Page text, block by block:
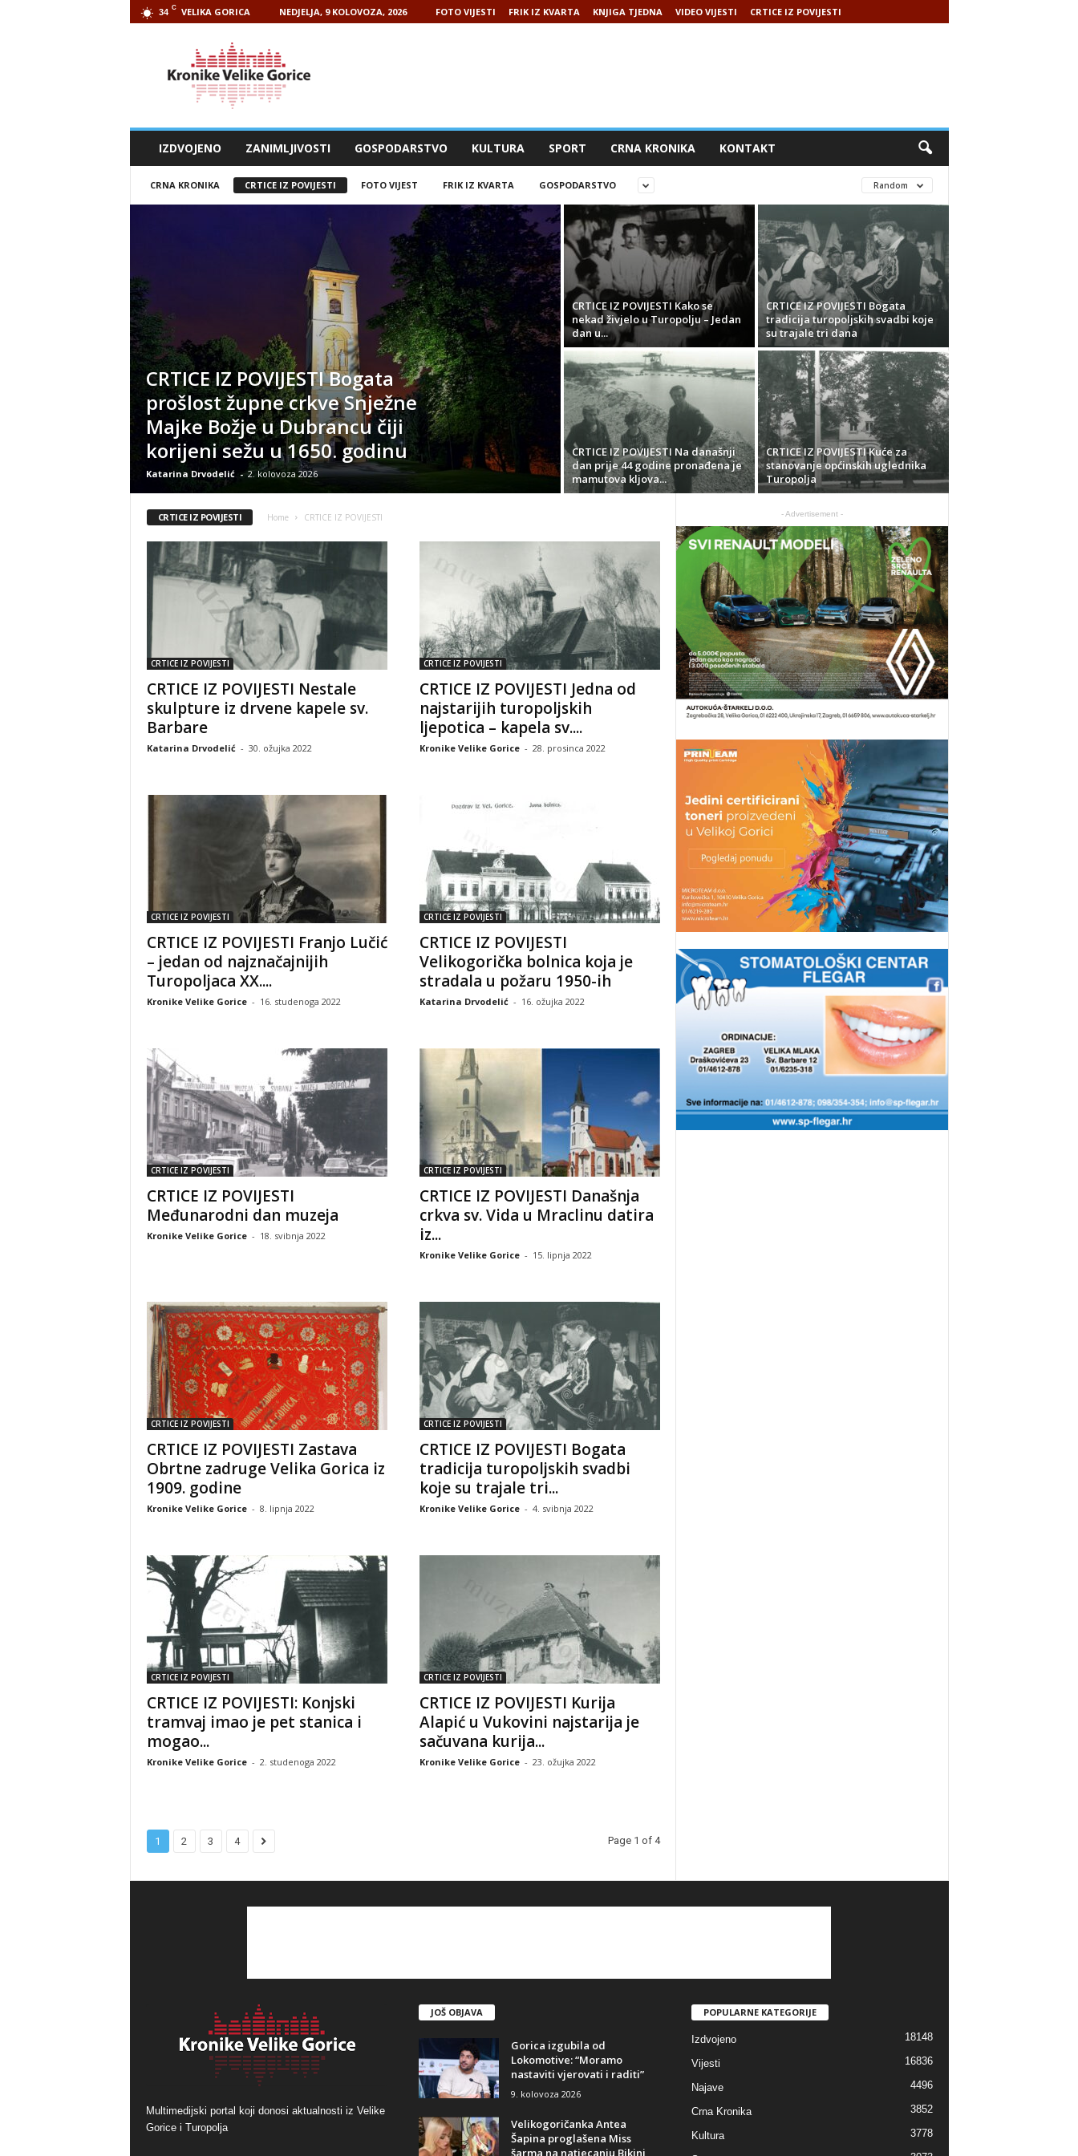
34 C VELIKA GORICA NEDJELJA, 9 KOLOVOZA, 2026 FOTO VIJESTI FRIK IZ KVARTA KNJIGA TJEDNA VIDEO VIJESTI CRTICE IZ POVIJESTI
IZDVOJENO ZANIMLJIVOSTI GOSPODARSTVO KULTURA SPORT CRNA KRONIKA KONTAKT
CRNA KRONIKA CRTICE IZ POVIJESTI FOTO VIJEST FRIK IZ KVARTA GOSPODARSTVO Random
CRTICE IZ POVIJESTI Bogata
prošlost župne crkve Snježne
Majke Božje u Dubrancu čiji
korijeni sežu u 1650. godinu
Katarina Drvodelić - 2. kolovoza 2026
CRTICE IZ POVIJESTI Kako se
nekad živjelo u Turopolju – Jedan
dan u...
CRTICE IZ POVIJESTI Bogata
tradicija turopoljskih svadbi koje
su trajale tri dana
CRTICE IZ POVIJESTI Na današnji
dan prije 44 godine pronađena je
mamutova kljova...
CRTICE IZ POVIJESTI Kuće za
stanovanje općinskih uglednika
Turopolja
CRTICE IZ POVIJESTI Home CRTICE IZ POVIJESTI
CRTICE IZ POVIJESTI
CRTICE IZ POVIJESTI Nestale
skulpture iz drvene kapele sv.
Barbare
Katarina Drvodelić - 30. ožujka 2022
CRTICE IZ POVIJESTI
CRTICE IZ POVIJESTI Jedna od
najstarijih turopoljskih
ljepotica – kapela sv....
Kronike Velike Gorice - 28. prosinca 2022
CRTICE IZ POVIJESTI
CRTICE IZ POVIJESTI Franjo Lučić
– jedan od najznačajnijih
Turopoljaca XX....
Kronike Velike Gorice - 16. studenoga 2022
CRTICE IZ POVIJESTI
CRTICE IZ POVIJESTI
Velikogorička bolnica koja je
stradala u požaru 1950-ih
Katarina Drvodelić - 16. ožujka 2022
CRTICE IZ POVIJESTI
CRTICE IZ POVIJESTI
Međunarodni dan muzeja
Kronike Velike Gorice - 18. svibnja 2022
CRTICE IZ POVIJESTI
CRTICE IZ POVIJESTI Današnja
crkva sv. Vida u Mraclinu datira
iz...
Kronike Velike Gorice - 15. lipnja 2022
CRTICE IZ POVIJESTI
CRTICE IZ POVIJESTI Zastava
Obrtne zadruge Velika Gorica iz
1909. godine
Kronike Velike Gorice - 8. lipnja 2022
CRTICE IZ POVIJESTI
CRTICE IZ POVIJESTI Bogata
tradicija turopoljskih svadbi
koje su trajale tri...
Kronike Velike Gorice - 4. svibnja 2022
CRTICE IZ POVIJESTI
CRTICE IZ POVIJESTI: Konjski
tramvaj imao je pet stanica i
mogao...
Kronike Velike Gorice - 2. studenoga 2022
CRTICE IZ POVIJESTI
CRTICE IZ POVIJESTI Kurija
Alapić u Vukovini najstarija je
sačuvana kurija...
Kronike Velike Gorice - 23. ožujka 2022
1 2 3 4 Page 1 of 4
- Advertisement -
Multimedijski portal koji donosi aktualnosti iz Velike
Gorice i Turopolja
JOŠ OBJAVA
Gorica izgubila od
Lokomotive: “Moramo
nastaviti vjerovati i raditi”
9. kolovoza 2026
Velikogoričanka Antea
Šapina proglašena Miss
šarma na natjecanju Bikini
POPULARNE KATEGORIJE
Izdvojeno 18148
Vijesti 16836
Najave 4496
Crna Kronika 3852
Kultura 3778